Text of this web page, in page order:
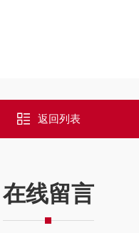
返回列表
在线留言